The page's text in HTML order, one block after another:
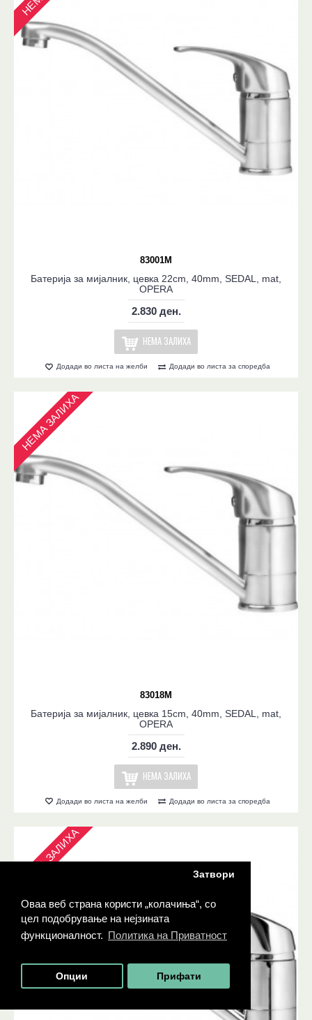
Оваа веб страна користи „колачиња“, со
цел подобрување на нејзината
функционалност. Политика на Приватност
Затвори
Опции Прифати
83001M
Батерија за мијалник, цевка 22cm, 40mm, SEDAL, mat,
OPERA
2.830 ден.
НЕМА ЗАЛИХА
Додади во листа на желби Додади во листа за споредба
83018M
НЕМА ЗАЛИХА
Батерија за мијалник, цевка 15cm, 40mm, SEDAL, mat,
OPERA
2.890 ден.
НЕМА ЗАЛИХА
Додади во листа на желби Додади во листа за споредба
НЕМА ЗАЛИХА